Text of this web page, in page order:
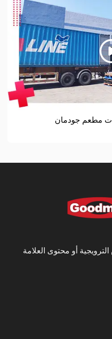
محتوى العلامة